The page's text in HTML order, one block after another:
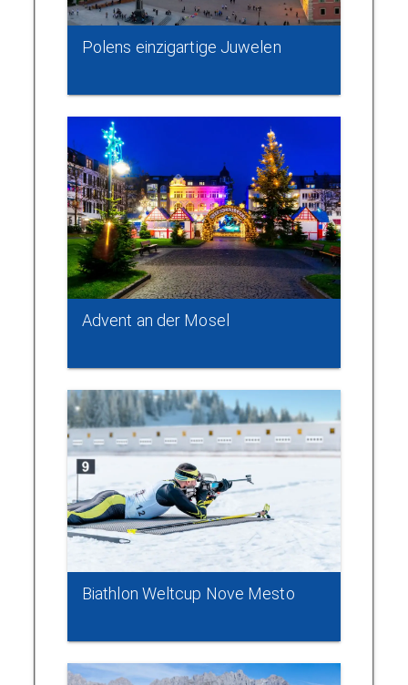
Polens einzigartige Juwelen
Advent an der Mosel
Biathlon Weltcup Nove Mesto